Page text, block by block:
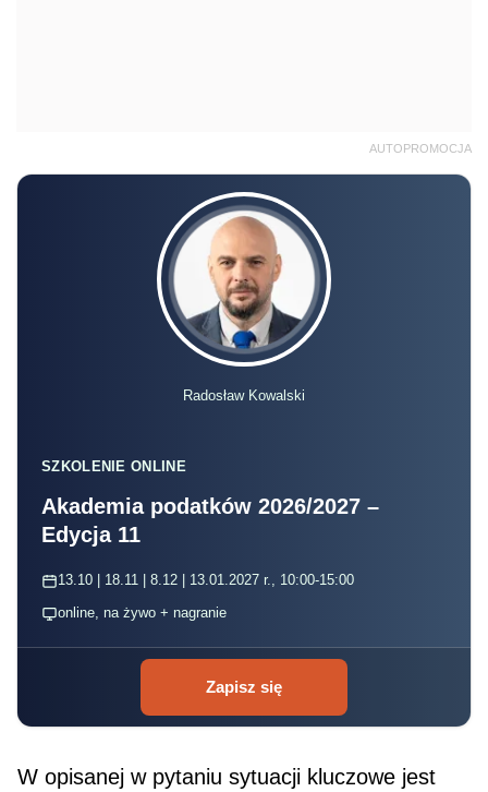
AUTOPROMOCJA
Radosław Kowalski
SZKOLENIE ONLINE
Akademia podatków 2026/2027 –
Edycja 11
13.10 | 18.11 | 8.12 | 13.01.2027 r., 10:00-15:00
online, na żywo + nagranie
Zapisz się
W opisanej w pytaniu sytuacji kluczowe jest